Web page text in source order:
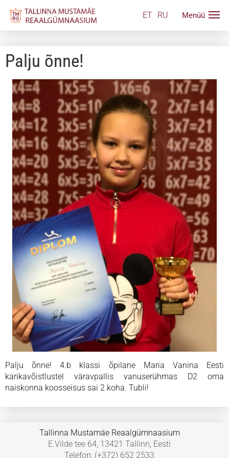
ET RU
Palju õnne!
Palju õnne! 4.b klassi õpilane Maria Vanina Eesti
karikavõistlustel väravpallis vanuserühmas D2 oma
naiskonna koosseisus sai 2.koha. Tubli!
Tallinna Mustamäe Reaalgümnaasium
E.Vilde tee 64, 13421 Tallinn, Eesti
Telefon: (+372) 652 2533